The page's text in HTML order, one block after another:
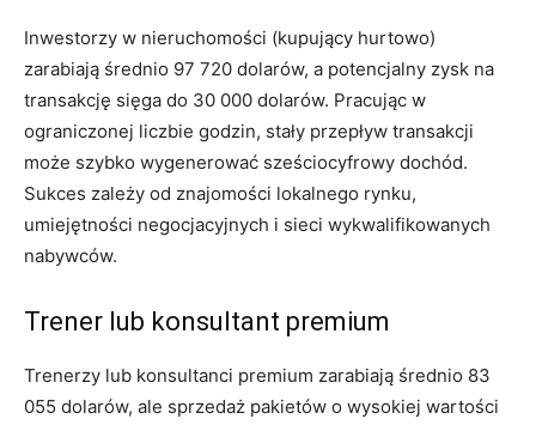
Inwestorzy w nieruchomości (kupujący hurtowo)
zarabiają średnio 97 720 dolarów, a potencjalny zysk na
transakcję sięga do 30 000 dolarów. Pracując w
ograniczonej liczbie godzin, stały przepływ transakcji
może szybko wygenerować sześciocyfrowy dochód.
Sukces zależy od znajomości lokalnego rynku,
umiejętności negocjacyjnych i sieci wykwalifikowanych
nabywców.
Trener lub konsultant premium
Trenerzy lub konsultanci premium zarabiają średnio 83
055 dolarów, ale sprzedaż pakietów o wysokiej wartości